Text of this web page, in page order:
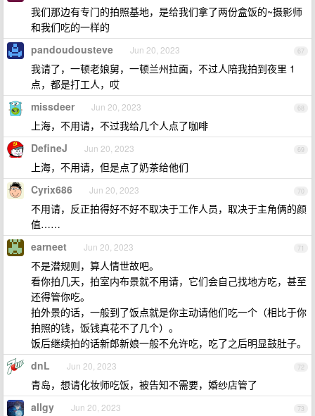
我们那边有专门的拍照基地，是给我们拿了两份盒饭的~摄影师
和我们吃的一样的
67
pandoudousteve Jun 20, 2023
我请了，一顿老娘舅，一顿兰州拉面，不过人陪我拍到夜里 1
点，都是打工人，哎
68
missdeer Jun 20, 2023
上海，不用请，不过我给几个人点了咖啡
69
DefineJ Jun 20, 2023
上海，不用请，但是点了奶茶给他们
70
Cyrix686 Jun 20, 2023
不用请，反正拍得好不好不取决于工作人员，取决于主角俩的颜
值……
71
earneet Jun 20, 2023
不是潜规则，算人情世故吧。
看你拍几天，拍室内布景就不用请，它们会自己找地方吃，甚至
还得管你吃。
拍外景的话，一般到了饭点就是你主动请他们吃一个（相比于你
拍照的钱，饭钱真花不了几个）。
饭后继续拍的话新郎新娘一般不允许吃，吃了之后明显鼓肚子。
72
dnL Jun 20, 2023
青岛，想请化妆师吃饭，被告知不需要，婚纱店管了
73
allgy Jun 20, 2023